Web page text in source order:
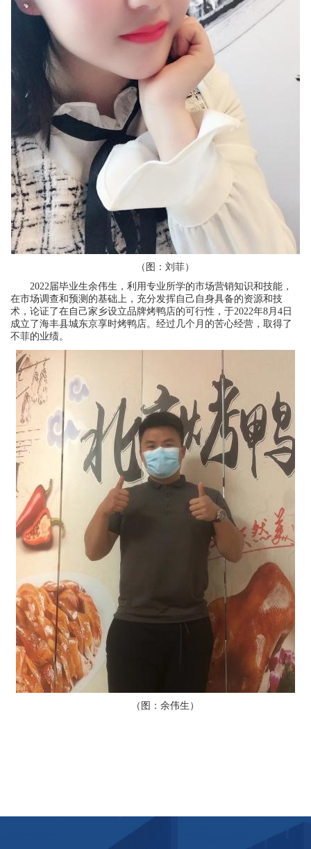
（图：刘菲）
2022届毕业生余伟生，利用专业所学的市场营销知识和技能，
在市场调查和预测的基础上，充分发挥自己自身具备的资源和技
术，论证了在自己家乡设立品牌烤鸭店的可行性，于2022年8月4日
成立了海丰县城东京享时烤鸭店。经过几个月的苦心经营，取得了
不菲的业绩。
（图：余伟生）